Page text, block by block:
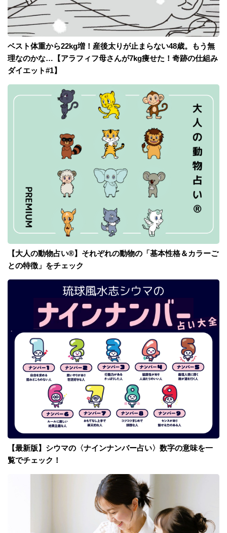
ベスト体重から22kg増！産後太りが止まらない48歳。もう無
理なのかな…【アラフィフ母さんが7kg痩せた！奇跡の仕組み
ダイエット#1】
【大人の動物占い®】それぞれの動物の「基本性格＆カラーご
との特徴」をチェック
【最新版】シウマの〈ナインナンバー占い〉数字の意味を一
覧でチェック！